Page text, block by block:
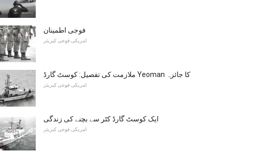
فوجی اطمینان
امریکی فوجی کیریئر
ملازمت کی تفصیل: کوسٹ گارڈ Yeoman کا جائزہ
امریکی فوجی کیریئر
ایک کوسٹ گارڈ کٹر سے بچنے کی زندگی
امریکی فوجی کیریئر